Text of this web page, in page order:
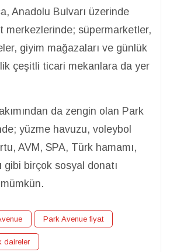
Anadolu Bulvarı üzerinde
merkezlerinde; süpermarketler,
giyim mağazaları ve günlük
çeşitli ticari mekanlara da yer
da zengin olan Park
yüzme havuzu, voleybol
AVM, SPA, Türk hamamı,
birçok sosyal donatı
Park Avenue fiyat
daireler